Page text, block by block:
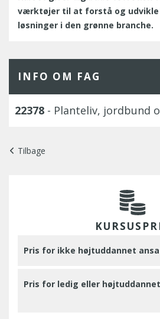
værktøjer til at forstå og
løsninger i den grønne branche.
INFO OM FAG
22378 - Planteliv, jordbund
Tilbage
Pris for ikke højtuddannet
Pris for ledig eller